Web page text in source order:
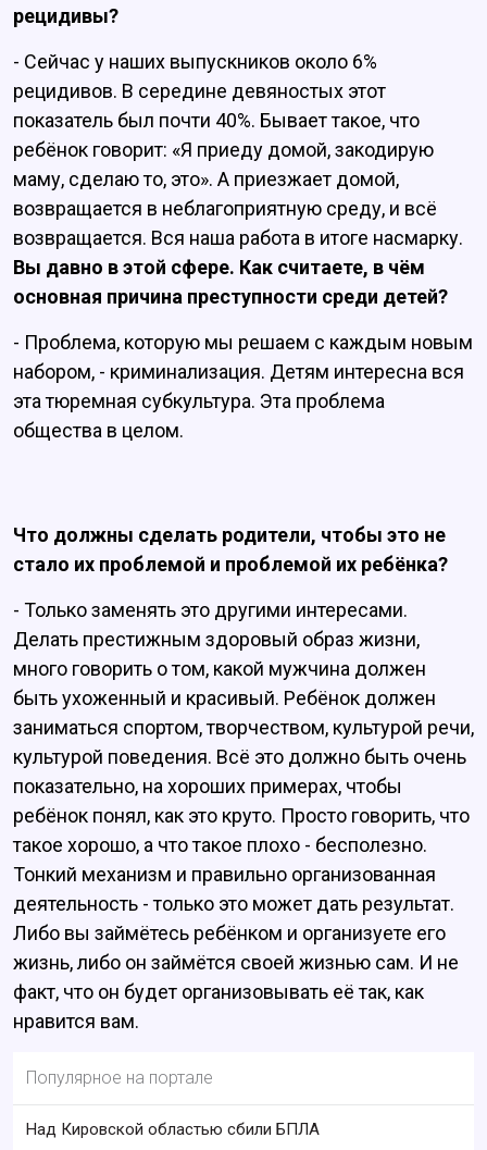
рецидивы?
- Сейчас у наших выпускников около 6%
рецидивов. В середине девяностых этот
показатель был почти 40%. Бывает такое, что
ребёнок говорит: «Я приеду домой, закодирую
маму, сделаю то, это». А приезжает домой,
возвращается в неблагоприятную среду, и всё
возвращается. Вся наша работа в итоге насмарку.
Вы давно в этой сфере. Как считаете, в чём
основная причина преступности среди детей?
- Проблема, которую мы решаем с каждым новым
набором, - криминализация. Детям интересна вся
эта тюремная субкультура. Эта проблема
общества в целом.
Что должны сделать родители, чтобы это не
стало их проблемой и проблемой их ребёнка?
- Только заменять это другими интересами.
Делать престижным здоровый образ жизни,
много говорить о том, какой мужчина должен
быть ухоженный и красивый. Ребёнок должен
заниматься спортом, творчеством, культурой речи,
культурой поведения. Всё это должно быть очень
показательно, на хороших примерах, чтобы
ребёнок понял, как это круто. Просто говорить, что
такое хорошо, а что такое плохо - бесполезно.
Тонкий механизм и правильно организованная
деятельность - только это может дать результат.
Либо вы займётесь ребёнком и организуете его
жизнь, либо он займётся своей жизнью сам. И не
факт, что он будет организовывать её так, как
нравится вам.
Популярное на портале
Над Кировской областью сбили БПЛА